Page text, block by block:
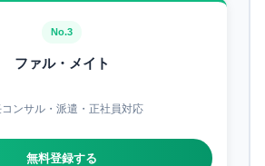
No.3
ファル・メイト
ンサル・派遣・正社員対応
無料登録する